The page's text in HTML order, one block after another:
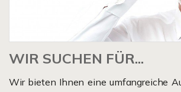
WIR SUCHEN FÜR...
Wir bieten Ihnen eine umfangreiche